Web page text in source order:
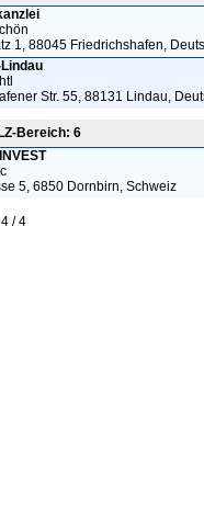
1, 88045 Friedrichshafen,
Str. 55, 88131 Lindau,
Bereich: 6
5, 6850 Dornbirn, Schweiz
/ 4